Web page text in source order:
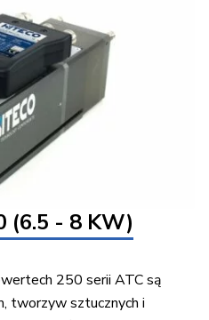
(6.5 - 8 KW)
250 serii ATC są
tworzyw sztucznych i